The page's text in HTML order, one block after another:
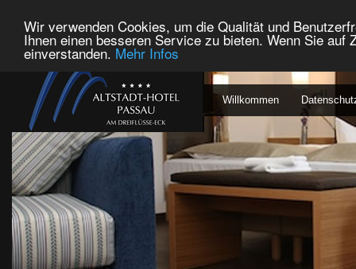
Wir verwenden Cookies, um die Qualität und
Ihnen einen besseren Service zu bieten. Wenn Sie
einverstanden. Mehr Infos
Willkommen